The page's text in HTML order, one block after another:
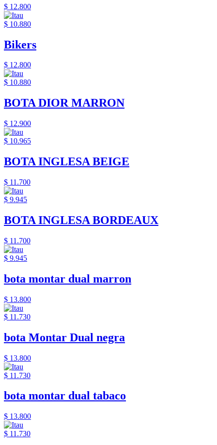
$ 12.800
$ 10.880
Bikers
$ 12.800
$ 10.880
BOTA DIOR MARRON
$ 12.900
$ 10.965
BOTA INGLESA BEIGE
$ 11.700
$ 9.945
BOTA INGLESA BORDEAUX
$ 11.700
$ 9.945
bota montar dual marron
$ 13.800
$ 11.730
bota Montar Dual negra
$ 13.800
$ 11.730
bota montar dual tabaco
$ 13.800
$ 11.730